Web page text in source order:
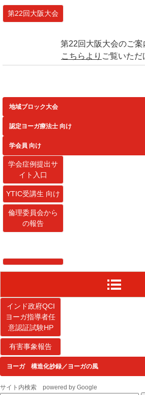
第22回大阪大会
第22回大阪大会のご案
こちらより ご覧いただ
地域ブロック大会
認定ヨーガ療法士 向け
学会員 向け
学会症例提出サ
イト入口
YTIC受講生 向け
倫理委員会から
の報告
インド政府QCI
ヨーガ指導者任
意認証試験HP
有害事象報告
ヨーガ 構造化抄録／ヨーガの風
サイト内検索 powered by Google